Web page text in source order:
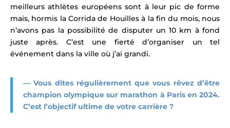
meilleurs athlètes européens sont à leur pic de forme
mais, hormis la Corrida de Houilles à la fin du mois, nous
n’avons pas la possibilité de disputer un 10 km à fond
juste après. C’est une fierté d’organiser un tel
événement dans la ville où j’ai grandi.
— Vous dites régulièrement que vous rêvez d’être
champion olympique sur marathon à Paris en 2024.
C’est l’objectif ultime de votre carrière ?